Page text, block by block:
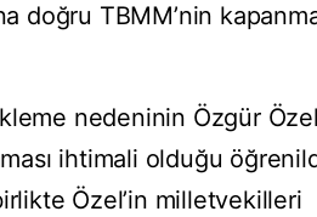
doğru TBMM’nin
nedeninin Özgür
ihtimali olduğu
Özel’in milletvekilleri